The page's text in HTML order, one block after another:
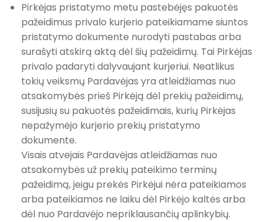
Pirkėjas pristatymo metu pastebėjęs pakuotės
pažeidimus privalo kurjerio pateikiamame siuntos
pristatymo dokumente nurodyti pastabas arba
surašyti atskirą aktą dėl šių pažeidimų. Tai Pirkėjas
privalo padaryti dalyvaujant kurjeriui. Neatlikus
tokių veiksmų Pardavėjas yra atleidžiamas nuo
atsakomybės prieš Pirkėją dėl prekių pažeidimų,
susijusių su pakuotės pažeidimais, kurių Pirkėjas
nepažymėjo kurjerio prekių pristatymo
dokumente.
Visais atvejais Pardavėjas atleidžiamas nuo
atsakomybės už prekių pateikimo terminų
pažeidimą, jeigu prekės Pirkėjui nėra pateikiamos
arba pateikiamos ne laiku dėl Pirkėjo kaltės arba
dėl nuo Pardavėjo nepriklausančių aplinkybių.